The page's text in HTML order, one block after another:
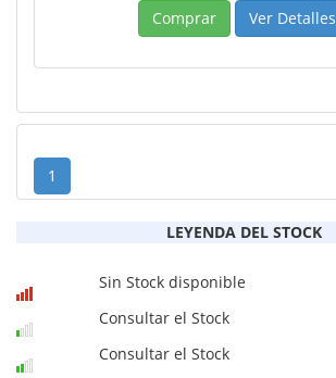
Comprar
Ver Detalles
1
LEYENDA DEL STOCK
Sin Stock disponible
Consultar el Stock
Consultar el Stock